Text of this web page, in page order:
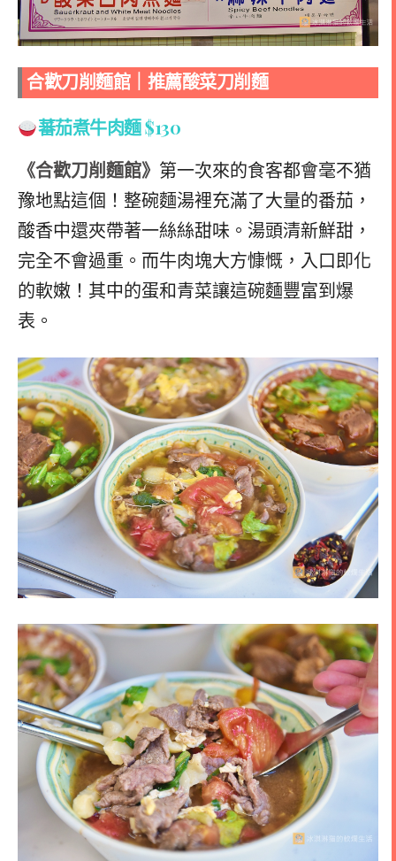
合歡刀削麵館｜ 推薦酸菜刀削麵
蕃茄煮牛肉麵$130
《合歡刀削麵館》 第一次來的食客都會毫不猶
豫地點這個！整碗麵湯裡充滿了大量的番茄，
酸香中還夾帶著一絲絲甜味。湯頭清新鮮甜，
完全不會過重。而牛肉塊大方慷慨，入口即化
的軟嫩！其中的蛋和青菜讓這碗麵豐富到爆
表。